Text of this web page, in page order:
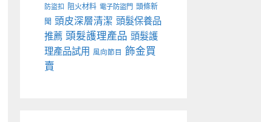
防盜扣 阻火材料 電子防盜門 頭條新
聞 頭皮深層清潔 頭髮保養品
推薦 頭髮護理產品 頭髮護
理產品試用 風向節目 飾金買
賣